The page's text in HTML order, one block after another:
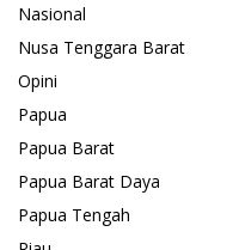
Nasional
Nusa Tenggara Barat
Opini
Papua
Papua Barat
Papua Barat Daya
Papua Tengah